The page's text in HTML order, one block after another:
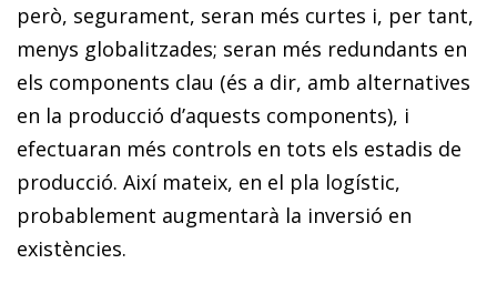
però, segurament, seran més curtes i, per tant,
menys globalitzades; seran més redundants en
els components clau (és a dir, amb alternatives
en la producció d’aquests components), i
efectuaran més controls en tots els estadis de
producció. Així mateix, en el pla logístic,
probablement augmentarà la inversió en
existències.